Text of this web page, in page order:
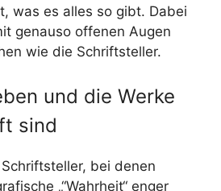
was es alles so gibt. Dabei
genauso offenen Augen
wie die Schriftsteller.
und die Werke
sind
bei denen
„“Wahrheit“ enger